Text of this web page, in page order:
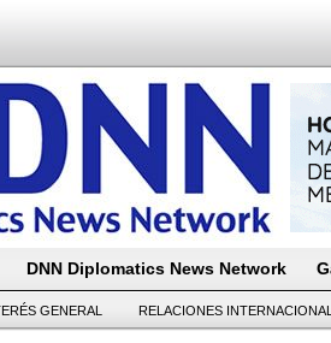
DNN Diplomatics News Network
GENERAL RELACIONES